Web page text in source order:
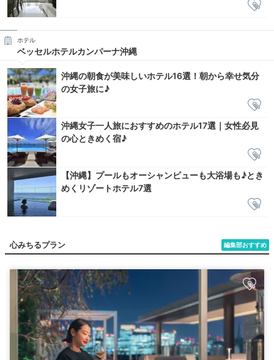
ホテル
ベッセルホテルカンパーナ沖縄
沖縄の朝食が美味しいホテル16選！朝から幸せ気分
の女子旅に♪
沖縄女子一人旅におすすめのホテル17選｜女性必見
の心ときめく宿♪
【沖縄】プールもオーシャンビューも大浴場も♪とき
めくリゾートホテル7選
編集部おすすめ
心みちるプラン